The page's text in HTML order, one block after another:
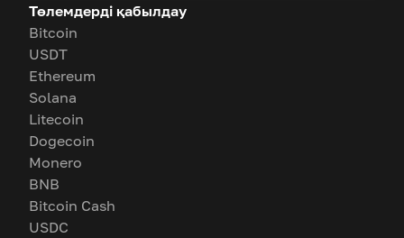
Төлемдерді қабылдау
Bitcoin
USDT
Ethereum
Solana
Litecoin
Dogecoin
Monero
BNB
Bitcoin Cash
USDC